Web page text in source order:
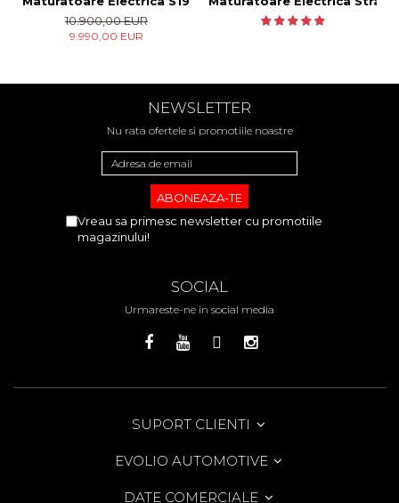
10.900,00 EUR
9.990,00 EUR
NEWSLETTER
Nu rata ofertele si promotiile noastre
Vreau sa primesc newsletter cu promotiile
magazinului!
SOCIAL
Urmareste-ne in social media
SUPORT CLIENTI
EVOLIO AUTOMOTIVE
DATE COMERCIALE